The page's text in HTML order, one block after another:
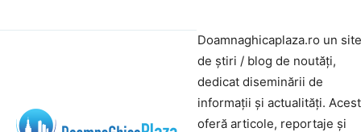
Doamnaghicaplaza.ro un site
de știri / blog de noutăți,
dedicat diseminării de
informații și actualități.
oferă articole, reportaje și